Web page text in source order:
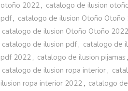
otoño 2022 , catalogo de ilusion
pdf, catalogo de ilusion Otoño Otoño
catalogo de ilusion Otoño Otoño
catalogo de ilusion pdf, catalogo de
pdf 2022 , catalogo de ilusion pijamas ,
catalogo de ilusion ropa interior ,
ilusion ropa interior 2022 , catalogo